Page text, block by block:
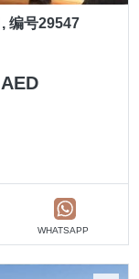
编号29547
WHATSAPP